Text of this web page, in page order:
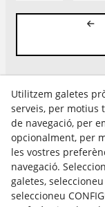
Avís Legal
Política Cookies
Política de
Utilitzem galetes
serveis, per motius
de navegació, per
opcionalment, per
les vostres
navegació.
galetes,
seleccioneu